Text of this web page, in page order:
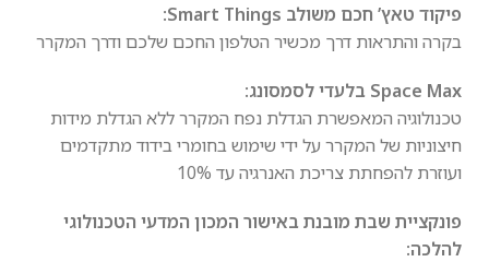
פיקוד טאץ’ חכם משולב Smart Things:
בקרה והתראות דרך מכשיר הטלפון החכם שלכם ודרך המקרר
Space Max בלעדי לסמסונג:
טכנולוגיה המאפשרת הגדלת נפח המקרר ללא הגדלת מידות
חיצוניות של המקרר על ידי שימוש בחומרי בידוד מתקדמים
ועוזרת להפחתת צריכת האנרגיה עד 10%
פונקציית שבת מובנת באישור המכון המדעי הטכנולוגי
להלכה: